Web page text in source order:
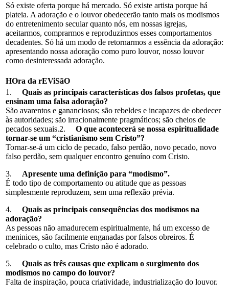
Só existe oferta porque há mercado. Só existe artista porque há
plateia. A adoração e o louvor obedecerão tanto mais os modismos
do entretenimento secular quanto nós, em nossas igrejas,
aceitarmos, comprarmos e reproduzirmos esses comportamentos
decadentes. Só há um modo de retornarmos a essência da adoração:
apresentando nossa adoração como puro louvor, nosso louvor
como desinteressada adoração.
HOra da rEViSãO
1. Quais as principais características dos falsos profetas, que
ensinam uma falsa adoração?
São avarentos e gananciosos; são rebeldes e incapazes de obedecer
às autoridades; são irracionalmente pragmáticos; são cheios de
pecados sexuais.2. O que acontecerá se nossa espiritualidade
tornar-se um “cristianismo sem Cristo”?
Tornar-se-á um ciclo de pecado, falso perdão, novo pecado, novo
falso perdão, sem qualquer encontro genuíno com Cristo.
3. Apresente uma definição para “modismo”.
É todo tipo de comportamento ou atitude que as pessoas
simplesmente reproduzem, sem uma reflexão prévia.
4. Quais as principais consequências dos modismos na
adoração?
As pessoas não amadurecem espiritualmente, há um excesso de
meninices, são facilmente enganadas por falsos obreiros. É
celebrado o culto, mas Cristo não é adorado.
5. Quais as três causas que explicam o surgimento dos
modismos no campo do louvor?
Falta de inspiração, pouca criatividade, industrialização do louvor.